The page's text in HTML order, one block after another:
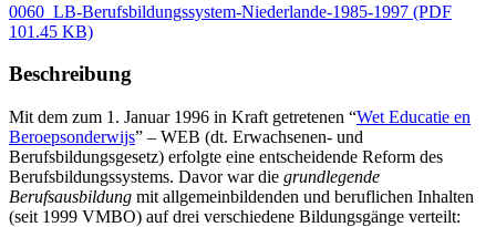
0060_LB-Berufsbildungssystem-Niederlande-1985-1997 (PDF
101.45 KB)
Beschreibung
Mit dem zum 1. Januar 1996 in Kraft getretenen “Wet Educatie en
Beroepsonderwijs” – WEB (dt. Erwachsenen- und
Berufsbildungsgesetz) erfolgte eine entscheidende Reform des
Berufsbildungssystems. Davor war die grundlegende
Berufsausbildung mit allgemeinbildenden und beruflichen Inhalten
(seit 1999 VMBO) auf drei verschiedene Bildungsgänge verteilt: